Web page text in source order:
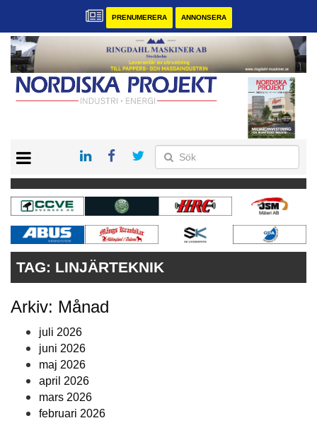
PRENUMERERA ANNONSERA
KONTAKT
VÅRA ANDRA MAGASIN
PRENUMERERA
ANNONSERA
TAG: LINJÄRTEKNIK
Arkiv: Månad
juli 2026
juni 2026
maj 2026
april 2026
mars 2026
februari 2026